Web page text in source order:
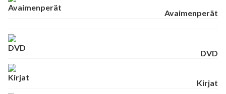
Avaimenperät
DVD
Kirjat